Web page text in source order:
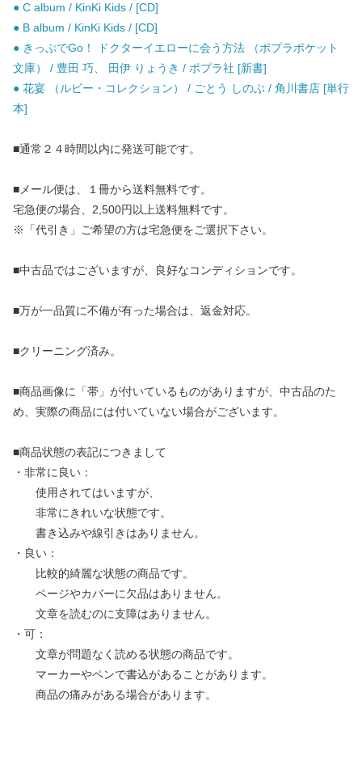
● C album / KinKi Kids / [CD]
● B album / KinKi Kids / [CD]
● きっぷでGo！ ドクターイエローに会う方法 （ポプラポケット
文庫） / 豊田 巧、 田伊 りょうき / ポプラ社 [新書]
● 花宴 （ルビー・コレクション） / ごとう しのぶ / 角川書店 [単行
本]
■通常２４時間以内に発送可能です。
■メール便は、１冊から送料無料です。
宅急便の場合、2,500円以上送料無料です。
※「代引き」ご希望の方は宅急便をご選択下さい。
■中古品ではございますが、良好なコンディションです。
■万が一品質に不備が有った場合は、返金対応。
■クリーニング済み。
■商品画像に「帯」が付いているものがありますが、中古品のた
め、実際の商品には付いていない場合がございます。
■商品状態の表記につきまして
・非常に良い：
使用されてはいますが、
非常にきれいな状態です。
書き込みや線引きはありません。
・良い：
比較的綺麗な状態の商品です。
ページやカバーに欠品はありません。
文章を読むのに支障はありません。
・可：
文章が問題なく読める状態の商品です。
マーカーやペンで書込があることがあります。
商品の痛みがある場合があります。